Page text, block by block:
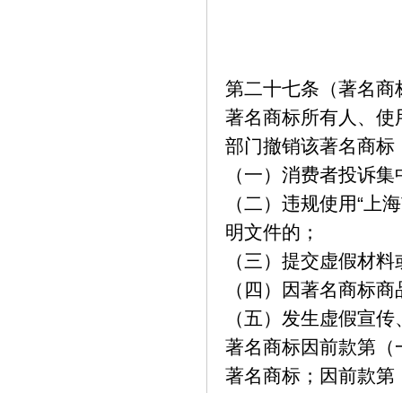
第二十七条（著名商
著名商标所有人、
部门撤销该著名商标
（一）消费者投诉
（二）违规使用“上
明文件的；
（三）提交虚假材
（四）因著名商标
（五）发生虚假宣
著名商标因前款第
著名商标；因前款